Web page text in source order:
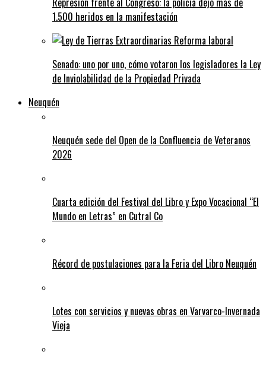
1.500 heridos en la manifestación
Senado: uno por uno, cómo votaron los legisladores la Ley
de Inviolabilidad de la Propiedad Privada
Neuquén
Neuquén sede del Open de la Confluencia de Veteranos
2026
Cuarta edición del Festival del Libro y Expo Vocacional “El
Mundo en Letras” en Cutral Co
Récord de postulaciones para la Feria del Libro Neuquén
Lotes con servicios y nuevas obras en Varvarco-Invernada
Vieja